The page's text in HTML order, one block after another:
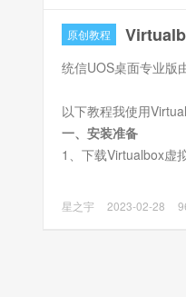
2、创建环境
原创教程
统信UOS桌面专业版
以下教程我使用
一、安装准备
1、下载Virtualbox虚
星之宇 2023-02-28